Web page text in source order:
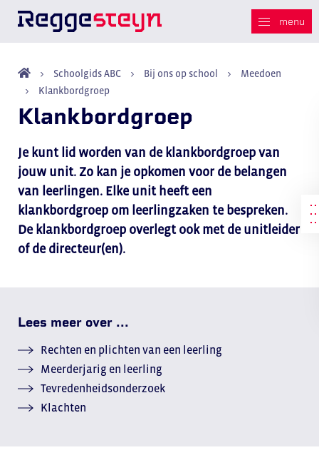
Schoolgids ABC Bij ons op school
Meedoen
Klankbordgroep
Klankbordgroep
Je kunt lid worden van de klankbordgroep van
jouw unit. Zo kan je opkomen voor de belangen
van leerlingen. Elke unit heeft een
klankbordgroep om leerlingzaken te bespreken.
De klankbordgroep overlegt ook met de unitleider
of de directeur(en).
Lees meer over ...
Rechten en plichten van een leerling
Meerderjarig en leerling
Tevredenheidsonderzoek
Klachten